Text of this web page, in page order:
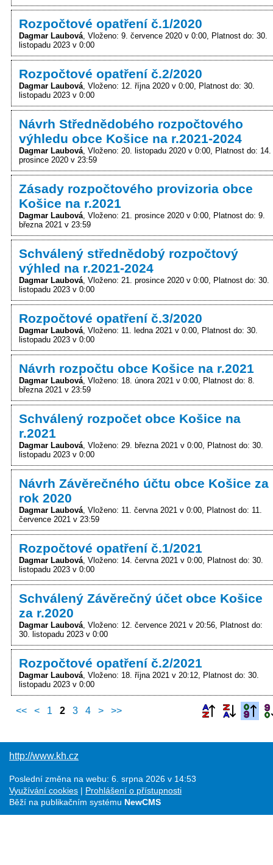
Rozpočtové opatření č.1/2020
Dagmar Laubová Vloženo: 9. července 2020 v 0:00
Platnost do: 30.
listopadu 2023 v 0:00
Rozpočtové opatření č.2/2020
Dagmar Laubová Vloženo: 12. října 2020 v 0:00
Platnost do: 30.
listopadu 2023 v 0:00
Návrh Střednědobého rozpočtového
výhledu obce Košice na r.2021-2024
Dagmar Laubová Vloženo: 20. listopadu 2020 v 0:00
Platnost do: 14.
prosince 2020 v 23:59
Zásady rozpočtového provizoria obce
Košice na r.2021
Dagmar Laubová Vloženo: 21. prosince 2020 v 0:00
Platnost do: 9.
března 2021 v 23:59
Schválený střednědobý rozpočtový
výhled na r.2021-2024
Dagmar Laubová Vloženo: 21. prosince 2020 v 0:00
Platnost do: 30.
listopadu 2023 v 0:00
Rozpočtové opatření č.3/2020
Dagmar Laubová Vloženo: 11. ledna 2021 v 0:00
Platnost do: 30.
listopadu 2023 v 0:00
Návrh rozpočtu obce Košice na r.2021
Dagmar Laubová Vloženo: 18. února 2021 v 0:00
Platnost do: 8.
března 2021 v 23:59
Schválený rozpočet obce Košice na
r.2021
Dagmar Laubová Vloženo: 29. března 2021 v 0:00
Platnost do: 30.
listopadu 2023 v 0:00
Návrh Závěrečného účtu obce Košice za
rok 2020
Dagmar Laubová Vloženo: 11. června 2021 v 0:00
Platnost do: 11.
července 2021 v 23:59
Rozpočtové opatření č.1/2021
Dagmar Laubová Vloženo: 14. června 2021 v 0:00
Platnost do: 30.
listopadu 2023 v 0:00
Schválený Závěrečný účet obce Košice
za r.2020
Dagmar Laubová Vloženo: 12. července 2021 v 20:56
Platnost do:
30. listopadu 2023 v 0:00
Rozpočtové opatření č.2/2021
Dagmar Laubová Vloženo: 18. října 2021 v 20:12
Platnost do: 30.
listopadu 2023 v 0:00
<< < 1 2 3 4 > >>
http://www.kh.cz
Poslední změna na webu: 6. srpna 2026 v 14:53
Využívání cookies
Prohlášení o přístupnosti
Běží na publikačním systému NewCMS